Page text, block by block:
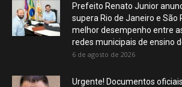
Prefeito Renato Junior
supera Rio de Janeiro e São
melhor desempenho entre
redes municipais de ensino
6 de agosto de 2026
Urgente! Documentos